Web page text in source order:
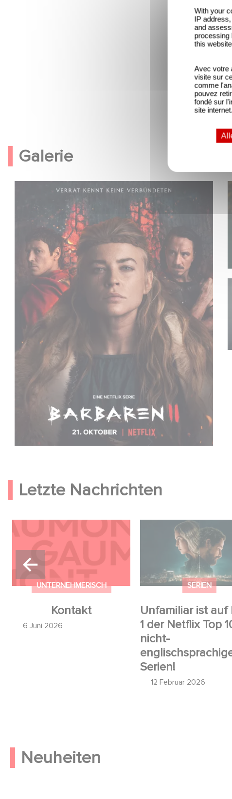
Galerie
Letzte Nachrichten
UNTERNEHMERISCH
Kontakt
6 Juni 2026
SERIEN
Unfamiliar ist auf
1 der Netflix Top
nicht-
Serien!
12 Februar 2026
Unfamiliar ist auf
Netflix Top 10 der
englischsprachigen
Neuheiten
With your
IP
and
processing
this
Avec votre
visite sur
comme
pouvez
fondé sur
site internet.